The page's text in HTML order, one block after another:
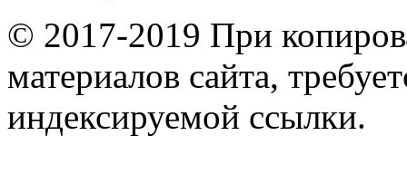
© 2017-2019 При
материалов сайта,
индексируемой ссылки.